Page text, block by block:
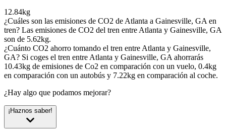
12.84kg
¿Cuáles son las emisiones de CO2 de Atlanta a Gainesville, GA en
tren? Las emisiones de CO2 del tren entre Atlanta y Gainesville, GA
son de 5.62kg.
¿Cuánto CO2 ahorro tomando el tren entre Atlanta y Gainesville,
GA? Si coges el tren entre Atlanta y Gainesville, GA ahorrarás
10.43kg de emisiones de Co2 en comparación con un vuelo, 0.4kg
en comparación con un autobús y 7.22kg en comparación al coche.
¿Hay algo que podamos mejorar?
¡Haznos saber!